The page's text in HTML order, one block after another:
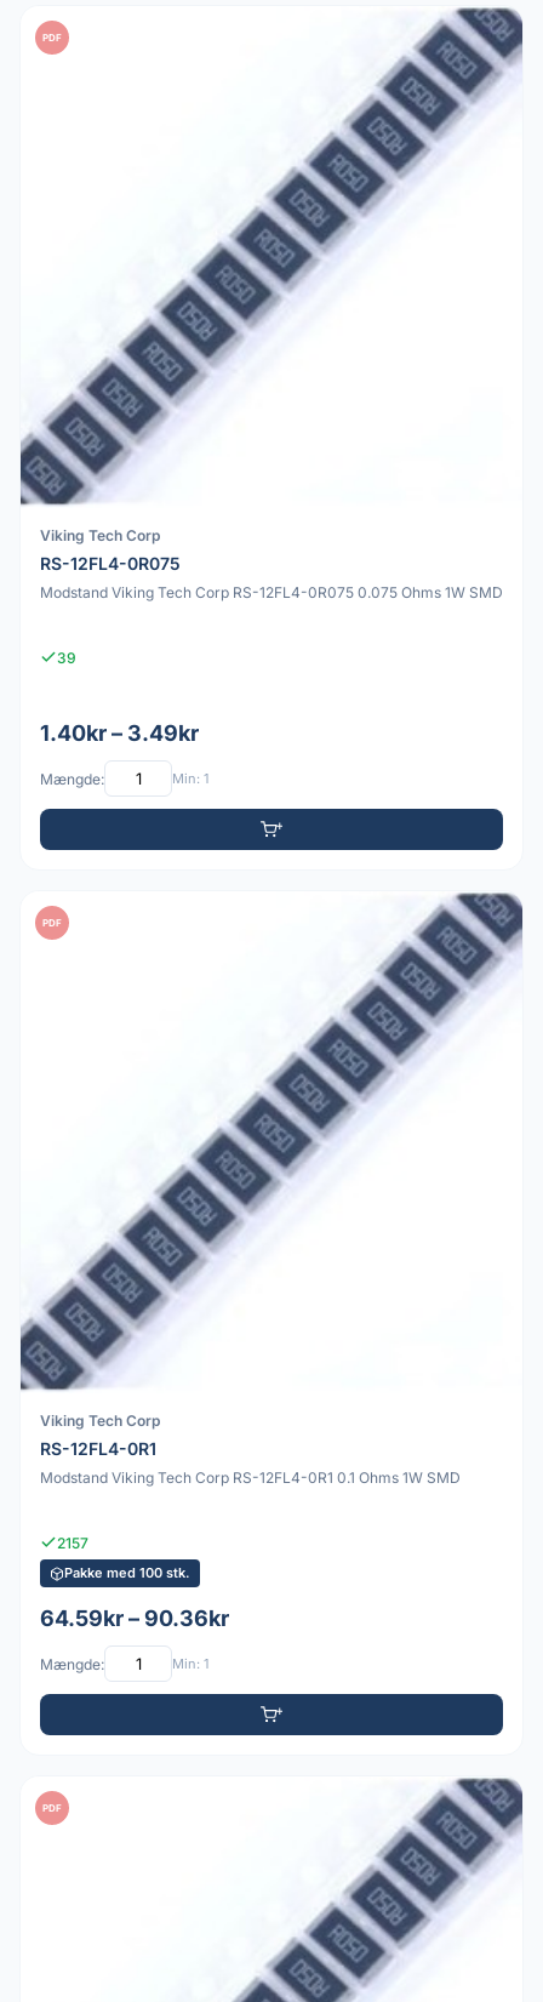
PDF
Viking Tech Corp
RS-12FL4-0R075
Modstand Viking Tech Corp RS-12FL4-0R075 0.075 Ohms 1W SMD
39
1.40kr – 3.49kr
Mængde: Min: 1
PDF
Viking Tech Corp
RS-12FL4-0R1
Modstand Viking Tech Corp RS-12FL4-0R1 0.1 Ohms 1W SMD
2157
Pakke med 100 stk.
64.59kr – 90.36kr
Mængde: Min: 1
PDF